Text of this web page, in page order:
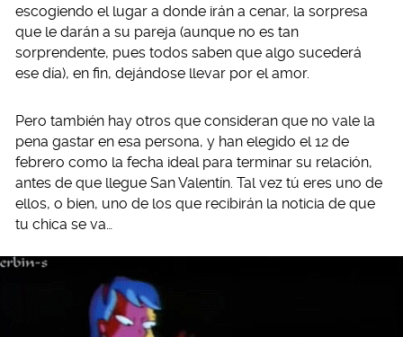
escogiendo el lugar a donde irán a cenar, la sorpresa
que le darán a su pareja (aunque no es tan
sorprendente, pues todos saben que algo sucederá
ese día), en fin, dejándose llevar por el amor.
Pero también hay otros que consideran que no vale la
pena gastar en esa persona, y han elegido el 12 de
febrero como la fecha ideal para terminar su relación,
antes de que llegue San Valentín. Tal vez tú eres uno de
ellos, o bien, uno de los que recibirán la noticia de que
tu chica se va…